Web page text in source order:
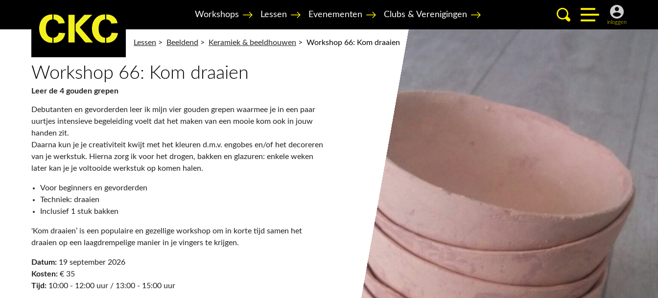
Workshops Lessen Evenementen Clubs & Verenigingen
inloggen
Lessen > Beeldend > Keramiek & beeldhouwen > Workshop 66: Kom draaien
Workshop 66: Kom draaien
Leer de 4 gouden grepen
Debutanten en gevorderden leer ik mijn vier gouden grepen waarmee je in een paar
uurtjes intensieve begeleiding voelt dat het maken van een mooie kom ook in jouw
handen zit.
Daarna kun je je creativiteit kwijt met het kleuren d.m.v. engobes en/of het decoreren
van je werkstuk. Hierna zorg ik voor het drogen, bakken en glazuren: enkele weken
later kan je je voltooide werkstuk op komen halen.
Voor beginners en gevorderden
Techniek: draaien
Inclusief 1 stuk bakken
'Kom draaien’ is een populaire en gezellige workshop om in korte tijd samen het
draaien op een laagdrempelige manier in je vingers te krijgen.
Datum: 19 september 2026
Kosten: € 35
Tijd: 10:00 - 12:00 uur / 13:00 - 15:00 uur